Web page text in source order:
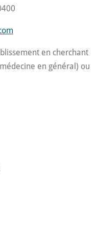
en cherchant
en général) ou